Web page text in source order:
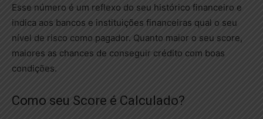
Esse número é um reflexo do seu histórico financeiro e
indica aos bancos e instituições financeiras qual o seu
nível de risco como pagador. Quanto maior o seu score,
maiores as chances de conseguir crédito com boas
condições.
Como seu Score é Calculado?